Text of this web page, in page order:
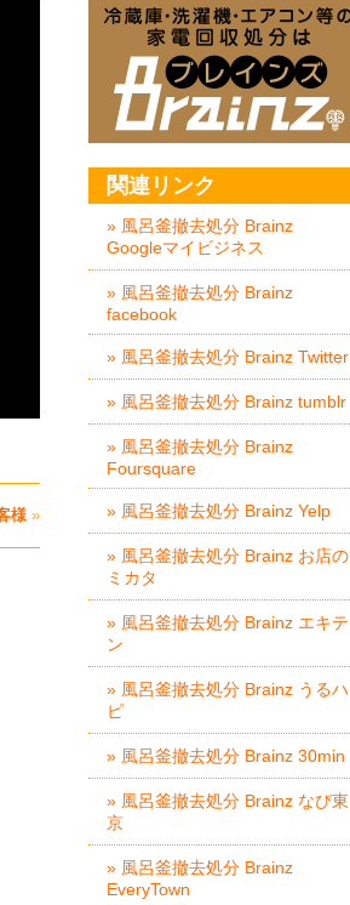
様 »
関連リンク
» 風呂釜撤去処分 Brainz
Googleマイビジネス
» 風呂釜撤去処分 Brainz
facebook
» 風呂釜撤去処分 Brainz Twitter
» 風呂釜撤去処分 Brainz tumblr
» 風呂釜撤去処分 Brainz
Foursquare
» 風呂釜撤去処分 Brainz Yelp
» 風呂釜撤去処分 Brainz お店の
ミカタ
» 風呂釜撤去処分 Brainz エキテ
ン
» 風呂釜撤去処分 Brainz うるハ
ピ
» 風呂釜撤去処分 Brainz 30min
» 風呂釜撤去処分 Brainz なび東
京
» 風呂釜撤去処分 Brainz
EveryTown